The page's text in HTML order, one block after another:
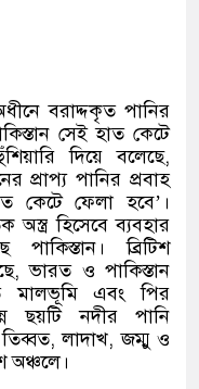
বরাদ্দকৃত পানির
সেই হাত কেটে
দিয়ে বলেছে,
প্রাপ্য পানির প্রবাহ
কেটে ফেলা হবে’ ।
হিসেবে ব্যবহার
ব্রিটিশ
,ভারত ও পাকিস্তান
মালভূমি এবং পির
ছয়টি নদীর পানি
,লাদাখ,জম্মু ও
অঞ্চলে।